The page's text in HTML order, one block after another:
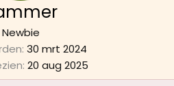
Newbie
30 mrt 2024
20 aug 2025